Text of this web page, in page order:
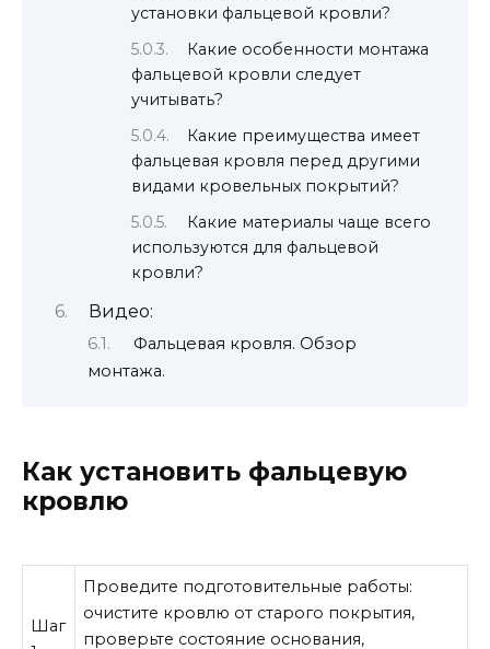
установки фальцевой кровли?
Какие особенности монтажа
фальцевой кровли следует
учитывать?
Какие преимущества имеет
фальцевая кровля перед другими
видами кровельных покрытий?
Какие материалы чаще всего
используются для фальцевой
кровли?
Видео:
Фальцевая кровля. Обзор
монтажа.
Как установить фальцевую
кровлю
Шаг
Проведите подготовительные работы:
очистите кровлю от старого покрытия,
проверьте состояние основания,